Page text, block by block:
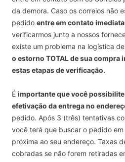
da demora. Caso os correios não
pedido entre em contato
verificarmos junto a nossos
existe um problema na logística
o estorno TOTAL de sua compra
estas etapas de verificação.
É importante que você
efetivação da entrega no
pedido. Após 3 (três) tentativas
você terá que buscar o pedido
próxima ao seu endereço. Taxas
cobradas se não forem retiradas